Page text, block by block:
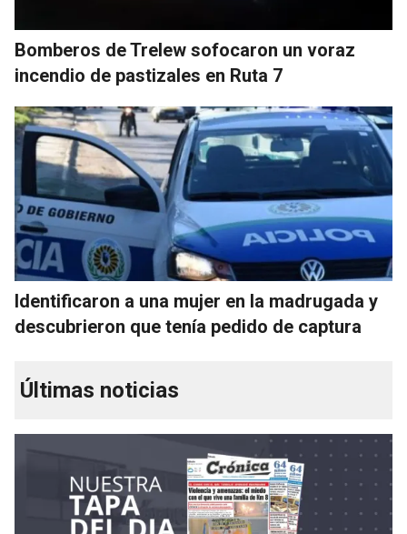
Bomberos de Trelew sofocaron un voraz
incendio de pastizales en Ruta 7
Identificaron a una mujer en la madrugada y
descubrieron que tenía pedido de captura
Últimas noticias